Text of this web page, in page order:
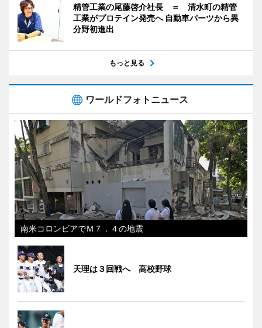
精管工業の尾藤啓介社長 ＝ 清水町の精管
工業がプロテイン発売へ 自動車パーツから異
分野初進出
もっと見る
ワールドフォトニュース
南米コロンビアでＭ７．４の地震
天理は３回戦へ 高校野球